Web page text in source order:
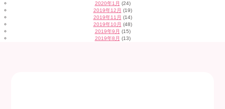
2020年1月 (24)
2019年12月 (19)
2019年11月 (14)
2019年10月 (48)
2019年9月 (15)
2019年8月 (13)